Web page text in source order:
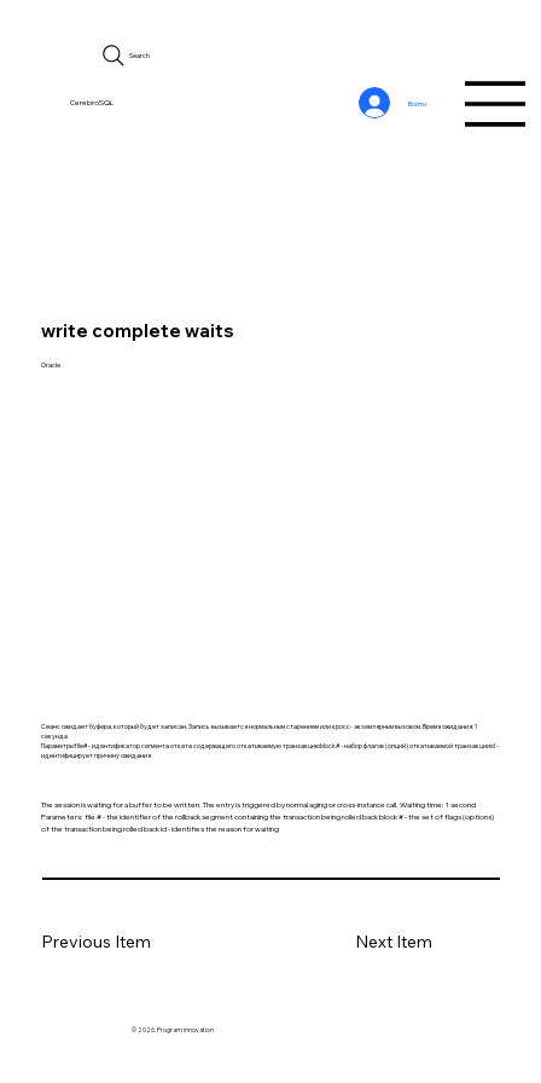
CerebroSQL
Search
Войти
write complete waits
Oracle
Сеанс ожидает буфера, который будет записан. Запись вызывается нормальным старением или кросс- экземлярным вызовом. Время ожидания: 1
секунда
Параметры:file# - идентификатор сегмента отката содержащего откатываемую транзакциюblock# - набор флагов (опций) откатываемой транзакцииid -
идентифицирует причину ожидания
The session is waiting for a buffer to be written. The entry is triggered by normal aging or cross-instance call. Waiting time: 1 second
Parameters: file # - the identifier of the rollback segment containing the transaction being rolled back block # - the set of flags (options)
of the transaction being rolled back id - identifies the reason for waiting
Previous Item Next Item
© 2026. Program innovation